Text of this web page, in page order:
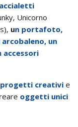
Unicorno
un portafoto,
un
accessori
creativi e
oggetti unici